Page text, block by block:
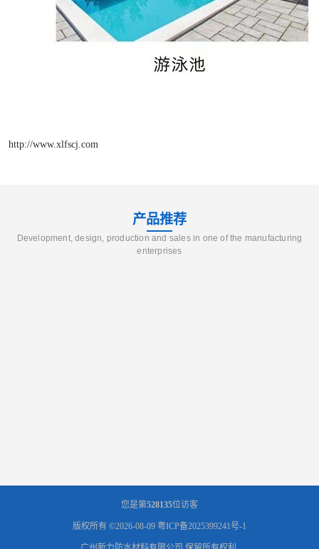
http://www.xlfscj.com
产品推荐
Development, design, production and sales in one of the manufacturing
enterprises
您是第528135位访客
版权所有 ©2026-08-09 粤ICP备2025399241号-1